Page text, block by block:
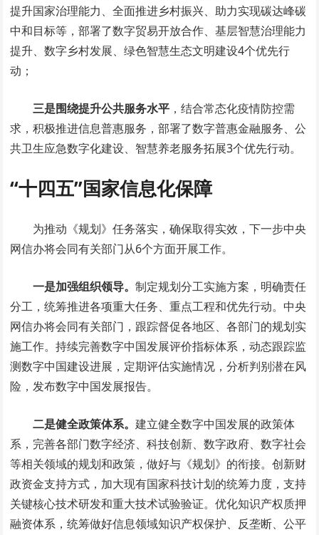
提升国家治理能力、全面推进乡村振兴、助力实现碳达峰碳
中和目标等，部署了数字贸易开放合作、基层智慧治理能力
提升、数字乡村发展、绿色智慧生态文明建设4个优先行
动；
三是围绕提升公共服务水平 ，结合常态化疫情防控需
求，积极推进信息普惠服务，部署了数字普惠金融服务、公
共卫生应急数字化建设、智慧养老服务拓展3个优先行动。
“十四五”国家信息化保障
为推动《规划》任务落实，确保取得实效，下一步中央
网信办将会同有关部门从6个方面开展工作。
一是加强组织领导。制定规划分工实施方案，明确责任
分工，统筹推进各项重大任务、重点工程和优先行动。中央
网信办将会同有关部门，跟踪督促各地区、各部门的规划实
施工作。持续完善数字中国发展评价指标体系，动态跟踪监
测数字中国建设进展，定期评估实施情况，分析判别潜在风
险，发布数字中国发展报告。
二是健全政策体系。建立健全数字中国发展的政策体
系，完善各部门数字经济、科技创新、数字政府、数字社会
等相关领域的规划和政策，做好与《规划》的衔接。创新财
政资金支持方式，加大现有国家科技计划的统筹力度，支持
关键核心技术研发和重大技术试验验证。优化知识产权质押
融资体系，统筹做好信息领域知识产权保护、反垄断、公平